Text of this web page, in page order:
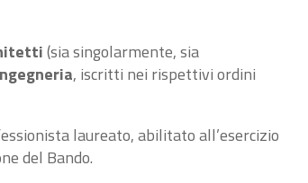
(sia singolarmente, sia
, iscritti nei rispettivi ordini
laureato, abilitato all’esercizio
del Bando.